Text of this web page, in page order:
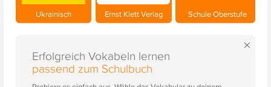
Ukrainisch Ernst Klett Verlag Schule Oberstufe
×
Erfolgreich Vokabeln lernen
passend zum Schulbuch